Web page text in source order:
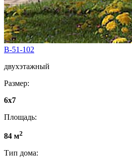
B-51-102
двухэтажный
Размер:
6х7
Площадь:
84 м2
Тип дома: